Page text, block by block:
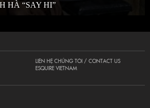
HÀ “SAY HI”
LIÊN HỆ CHÚNG TÔI / CONTACT US
ESQUIRE VIETNAM